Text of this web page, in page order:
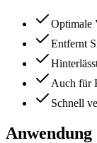
Optimale
Entfernt
Auch für
Schnell
Anwendung